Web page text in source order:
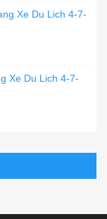
Xe Du Lich 4-7-
Xe Du Lich 4-7-